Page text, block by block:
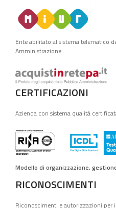
Ente abilitato al sistema telematico
Amministrazione
CERTIFICAZIONI
Azienda con sistema qualità
Modello di organizzazione,
RICONOSCIMENTI
Riconoscimenti e autorizzazioni